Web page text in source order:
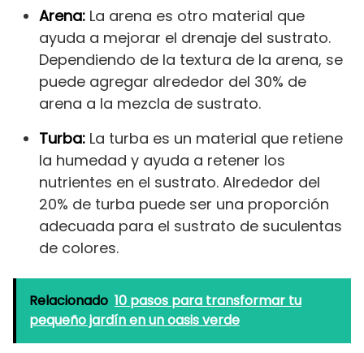
Arena: La arena es otro material que
ayuda a mejorar el drenaje del sustrato.
Dependiendo de la textura de la arena, se
puede agregar alrededor del 30% de
arena a la mezcla de sustrato.
Turba: La turba es un material que retiene
la humedad y ayuda a retener los
nutrientes en el sustrato. Alrededor del
20% de turba puede ser una proporción
adecuada para el sustrato de suculentas
de colores.
Relacionado 10 pasos para transformar tu
pequeño jardín en un oasis verde